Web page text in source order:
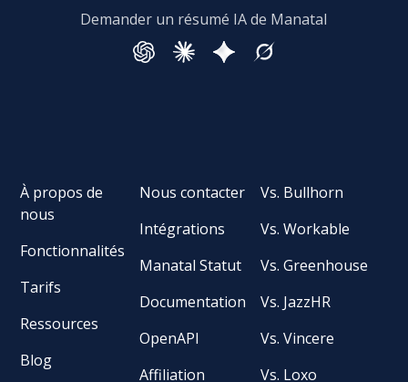
Demander un résumé IA de Manatal
À propos de
nous
Fonctionnalités
Tarifs
Ressources
Blog
Nous contacter
Intégrations
Manatal Statut
Documentation
OpenAPI
Affiliation
Vs. Bullhorn
Vs. Workable
Vs. Greenhouse
Vs. JazzHR
Vs. Vincere
Vs. Loxo